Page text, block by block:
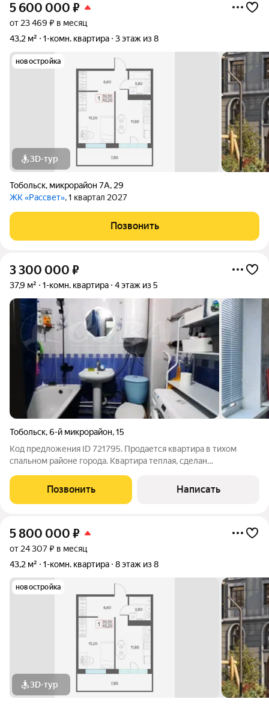
5 600 000 ₽
от 23 469 ₽ в месяц
43,2 м²
1-комн. квартира 3 этаж из 8
новостройка
3D-тур
Тобольск, микрорайон 7А, 29
ЖК «Рассвет», 1 квартал 2027
Позвонить
3 300 000 ₽
37,9 м² 1-комн. квартира 4 этаж из 5
Тобольск,6-й микрорайон,15
Код предложения ID 721795. Продается квартира в тихом
спальном районе города. Квартира теплая, сделан
доступности школа и детские сады. Рядом находятся торговый
центры и Автовокзал.Локация: Тобольск,
Позвонить Написать
5 800 000 ₽
от 24 307 ₽ в месяц
43,2 м²
1-комн. квартира 8 этаж из 8
новостройка
3D-тур